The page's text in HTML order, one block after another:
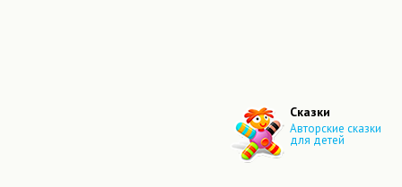
Сказки
Авторские сказки
для детей